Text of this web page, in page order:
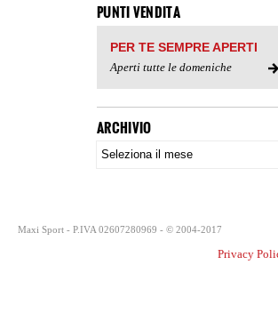
PUNTI VENDITA
PER TE SEMPRE APERTI
Aperti tutte le domeniche
ARCHIVIO
Maxi Sport - P.IVA 02607280969 - © 2004-2017
Privacy